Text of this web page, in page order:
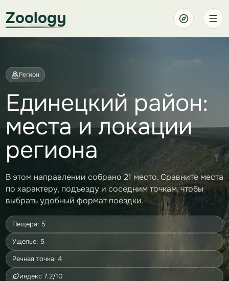
Zoology
Регион
Единецкий район:
места и локации
региона
В этом направлении собрано 21 место. Сравните места
по характеру, подъезду и соседним точкам, чтобы
выбрать удобный формат поездки.
Пещера: 5
Ущелье: 5
Речная точка: 4
индекс 7.2/10